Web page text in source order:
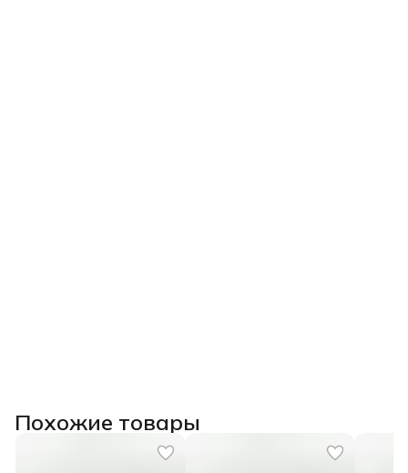
Похожие товары